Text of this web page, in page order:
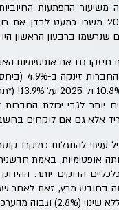
משיעור ההפתעות
טכנולוגיה שמתחילת 2023
שנרשמו ברבעון הראשון
חיזקו גם את אופטימיות
יותר לגבי יכולת
אלא גם אם לוקחים
אופטימיות, באמת
הדוקים יותר.